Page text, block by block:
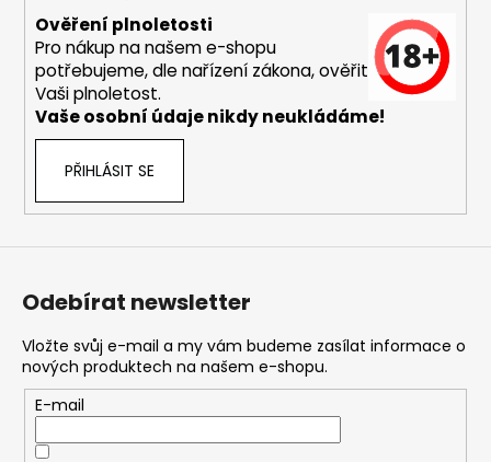
u
m
e
JOYETECH
BF
ATOMIZER
0,6OHM
48
Kč
Ověření plnoletosti
Pro nákup na našem e-shopu
potřebujeme, dle nařízení zákona, ověřit
Vaši plnoletost.
Vaše osobní údaje nikdy neukládáme!
PŘIHLÁSIT SE
Odebírat newsletter
Vložte svůj e-mail a my vám budeme zasílat informace o
nových produktech na našem e-shopu.
E-mail